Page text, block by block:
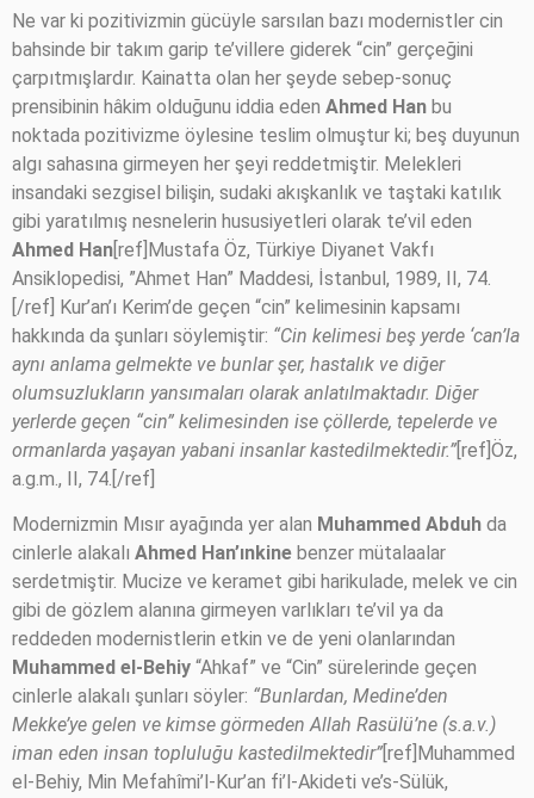
Ne var ki pozitivizmin gücüyle sarsılan bazı modernistler cin
bahsinde bir takım garip te’villere giderek “cin” gerçeğini
çarpıtmışlardır. Kainatta olan her şeyde sebep-sonuç
prensibinin hâkim olduğunu iddia eden Ahmed Han bu
noktada pozitivizme öylesine teslim olmuştur ki; beş duyunun
algı sahasına girmeyen her şeyi reddetmiştir. Melekleri
insandaki sezgisel bilişin, sudaki akışkanlık ve taştaki katılık
gibi yaratılmış nesnelerin hususiyetleri olarak te’vil eden
Ahmed Han [ref]Mustafa Öz, Türkiye Diyanet Vakfı
Ansiklopedisi, ”Ahmet Han” Maddesi, İstanbul, 1989, II, 74.
[/ref] Kur’an’ı Kerim’de geçen “cin” kelimesinin kapsamı
hakkında da şunları söylemiştir: “Cin kelimesi beş yerde ‘can’la
aynı anlama gelmekte ve bunlar şer, hastalık ve diğer
olumsuzlukların yansımaları olarak anlatılmaktadır. Diğer
yerlerde geçen “cin” kelimesinden ise çöllerde, tepelerde ve
ormanlarda yaşayan yabani insanlar kastedilmektedir.” [ref]Öz,
a.g.m., II, 74.[/ref]
Modernizmin Mısır ayağında yer alan Muhammed Abduh da
cinlerle alakalı Ahmed Han’ınkine benzer mütalaalar
serdetmiştir. Mucize ve keramet gibi harikulade, melek ve cin
gibi de gözlem alanına girmeyen varlıkları te’vil ya da
reddeden modernistlerin etkin ve de yeni olanlarından
Muhammed el-Behiy “Ahkaf” ve “Cin” sürelerinde geçen
cinlerle alakalı şunları söyler: “Bunlardan, Medine’den
Mekke’ye gelen ve kimse görmeden Allah Rasülü’ne (s.a.v.)
iman eden insan topluluğu kastedilmektedir” [ref]Muhammed
el-Behiy, Min Mefahîmi’l-Kur’an fi’l-Akideti ve’s-Sülük,